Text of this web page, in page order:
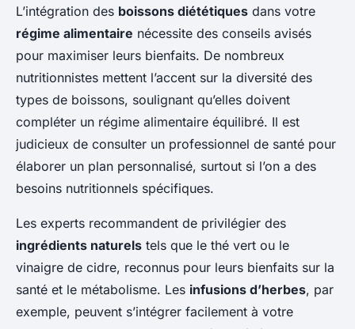
L’intégration des boissons diététiques dans votre
régime alimentaire nécessite des conseils avisés
pour maximiser leurs bienfaits. De nombreux
nutritionnistes mettent l’accent sur la diversité des
types de boissons, soulignant qu’elles doivent
compléter un régime alimentaire équilibré. Il est
judicieux de consulter un professionnel de santé pour
élaborer un plan personnalisé, surtout si l’on a des
besoins nutritionnels spécifiques.
Les experts recommandent de privilégier des
ingrédients naturels tels que le thé vert ou le
vinaigre de cidre, reconnus pour leurs bienfaits sur la
santé et le métabolisme. Les infusions d’herbes, par
exemple, peuvent s’intégrer facilement à votre